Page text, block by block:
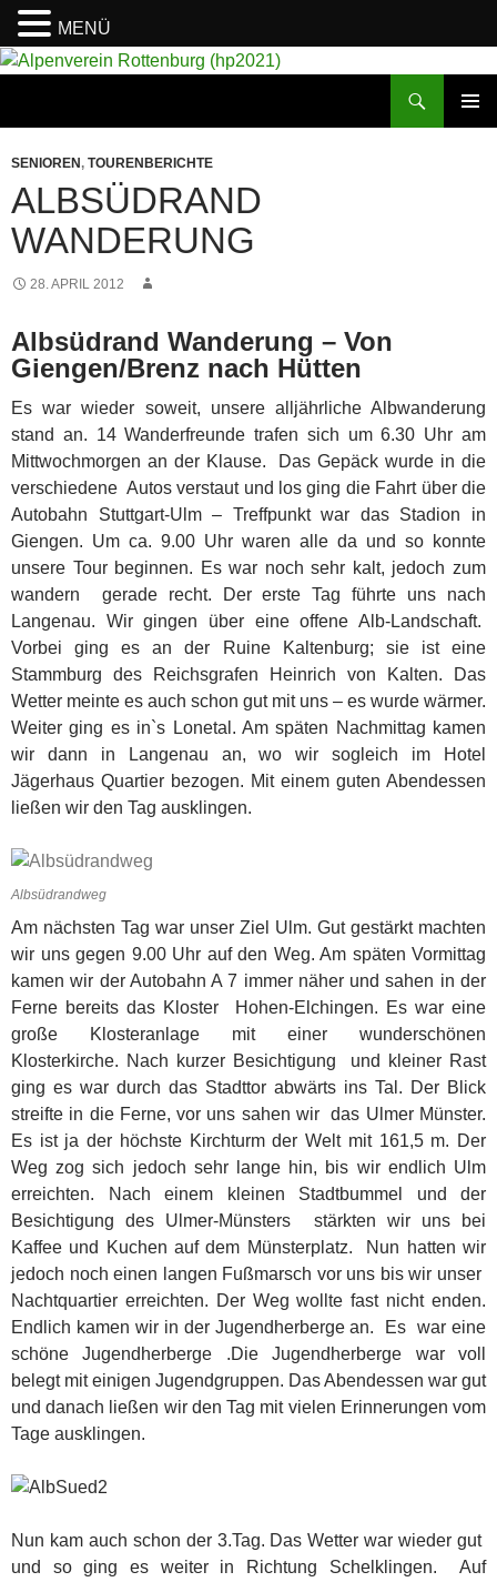
SPRINGEN
SENIOREN, TOURENBERICHTE
ALBSÜDRAND
WANDERUNG
28. APRIL 2012
Albsüdrand Wanderung – Von
Giengen/Brenz nach Hütten
Es war wieder soweit, unsere alljährliche Albwanderung
stand an. 14 Wanderfreunde trafen sich um 6.30 Uhr am
Mittwochmorgen an der Klause. Das Gepäck wurde in die
verschiedene Autos verstaut und los ging die Fahrt über die
Autobahn Stuttgart-Ulm – Treffpunkt war das Stadion in
Giengen. Um ca. 9.00 Uhr waren alle da und so konnte
unsere Tour beginnen. Es war noch sehr kalt, jedoch zum
wandern gerade recht. Der erste Tag führte uns nach
Langenau. Wir gingen über eine offene Alb-Landschaft.
Vorbei ging es an der Ruine Kaltenburg; sie ist eine
Stammburg des Reichsgrafen Heinrich von Kalten. Das
Wetter meinte es auch schon gut mit uns – es wurde wärmer.
Weiter ging es in`s Lonetal. Am späten Nachmittag kamen
wir dann in Langenau an, wo wir sogleich im Hotel
Jägerhaus Quartier bezogen. Mit einem guten Abendessen
ließen wir den Tag ausklingen.
Albsüdrandweg
Am nächsten Tag war unser Ziel Ulm. Gut gestärkt machten
wir uns gegen 9.00 Uhr auf den Weg. Am späten Vormittag
kamen wir der Autobahn A 7 immer näher und sahen in der
Ferne bereits das Kloster Hohen-Elchingen. Es war eine
große Klosteranlage mit einer wunderschönen
Klosterkirche. Nach kurzer Besichtigung und kleiner Rast
ging es war durch das Stadttor abwärts ins Tal. Der Blick
streifte in die Ferne, vor uns sahen wir das Ulmer Münster.
Es ist ja der höchste Kirchturm der Welt mit 161,5 m. Der
Weg zog sich jedoch sehr lange hin, bis wir endlich Ulm
erreichten. Nach einem kleinen Stadtbummel und der
Besichtigung des Ulmer-Münsters stärkten wir uns bei
Kaffee und Kuchen auf dem Münsterplatz. Nun hatten wir
jedoch noch einen langen Fußmarsch vor uns bis wir unser
Nachtquartier erreichten. Der Weg wollte fast nicht enden.
Endlich kamen wir in der Jugendherberge an. Es war eine
schöne Jugendherberge .Die Jugendherberge war voll
belegt mit einigen Jugendgruppen. Das Abendessen war gut
und danach ließen wir den Tag mit vielen Erinnerungen vom
Tage ausklingen.
Nun kam auch schon der 3.Tag. Das Wetter war wieder gut
und so ging es weiter in Richtung Schelklingen. Auf
MENÜ